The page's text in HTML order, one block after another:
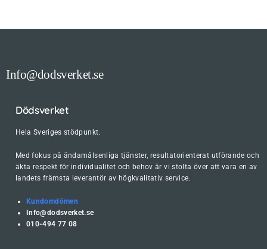
Info@dodsverket.se
Dödsverket
Hela Sveriges stödpunkt.
Med fokus på ändamålsenliga tjänster, resultatorienterat utförande och
äkta respekt för individualitet och behov är vi stolta över att vara en av
landets främsta leverantör av högkvalitativ service.
Kundomdömen
Info@dodsverket.se
010-494 77 08